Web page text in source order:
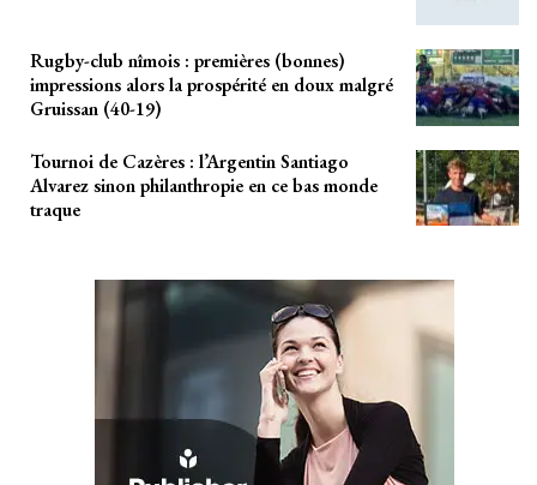
Rugby-club nîmois : premières (bonnes)
impressions alors la prospérité en doux malgré
Gruissan (40-19)
Tournoi de Cazères : l’Argentin Santiago
Alvarez sinon philanthropie en ce bas monde
traque